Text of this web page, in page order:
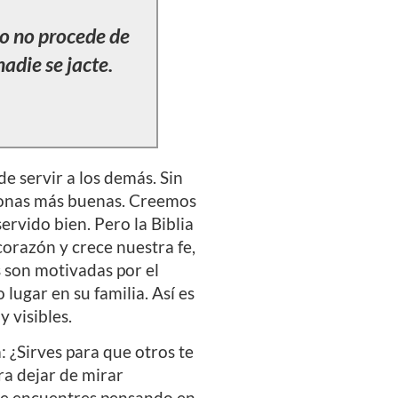
no procede de
se jacte.
servir a los demás. Sin
más buenas. Creemos
bien. Pero la Biblia
y crece nuestra fe,
motivadas por el
en su familia. Así es
visibles.
¿Sirves para que otros te
dejar de mirar